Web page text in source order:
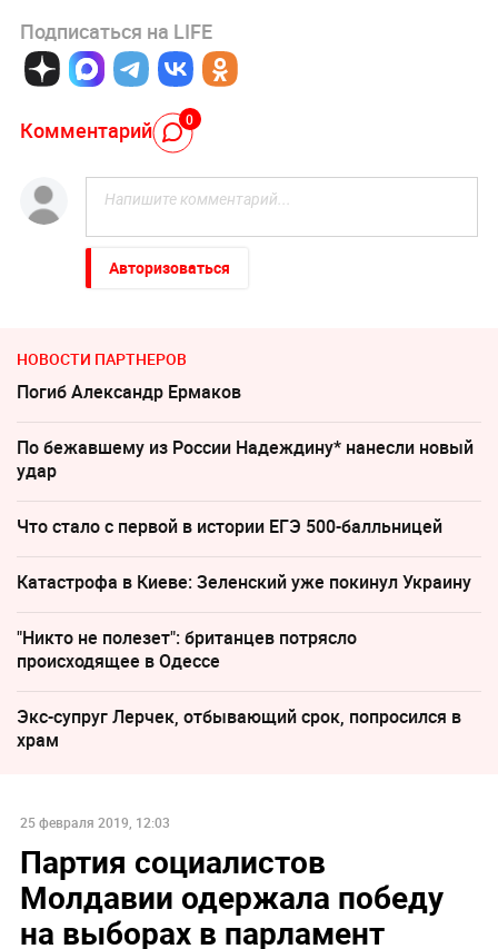
Подписаться на LIFE
Комментарий 0
Авторизоваться
НОВОСТИ ПАРТНЕРОВ
Погиб Александр Ермаков
По бежавшему из России Надеждину* нанесли новый
удар
Что стало с первой в истории ЕГЭ 500-балльницей
Катастрофа в Киеве: Зеленский уже покинул Украину
"Никто не полезет": британцев потрясло
происходящее в Одессе
Экс-супруг Лерчек, отбывающий срок, попросился в
храм
25 февраля 2019, 12:03
Партия социалистов
Молдавии одержала победу
на выборах в парламент